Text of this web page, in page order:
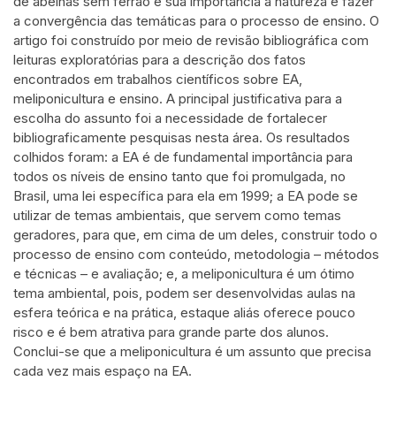
a convergência das temáticas para o processo de ensino. O
artigo foi construído por meio de revisão bibliográfica com
leituras exploratórias para a descrição dos fatos
encontrados em trabalhos científicos sobre EA,
meliponicultura e ensino. A principal justificativa para a
escolha do assunto foi a necessidade de fortalecer
bibliograficamente pesquisas nesta área. Os resultados
colhidos foram: a EA é de fundamental importância para
todos os níveis de ensino tanto que foi promulgada, no
Brasil, uma lei específica para ela em 1999; a EA pode se
utilizar de temas ambientais, que servem como temas
geradores, para que, em cima de um deles, construir todo o
processo de ensino com conteúdo, metodologia – métodos
e técnicas – e avaliação; e, a meliponicultura é um ótimo
tema ambiental, pois, podem ser desenvolvidas aulas na
esfera teórica e na prática, estaque aliás oferece pouco
risco e é bem atrativa para grande parte dos alunos.
Conclui-se que a meliponicultura é um assunto que precisa
cada vez mais espaço na EA.